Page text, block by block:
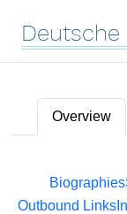
Deutsche
Overview
Biographies
Outbound Links